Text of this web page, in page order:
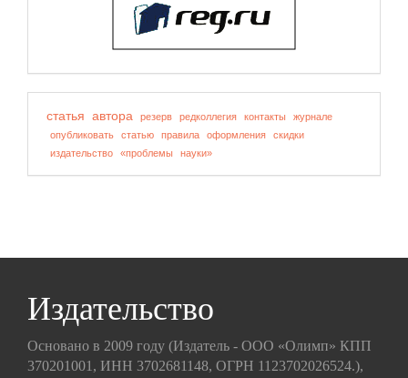
статья автора резерв редколлегия контакты
журнале
опубликовать
статью правила оформления
скидки
издательство
«проблемы науки»
Издательство
Основано в 2009 году (Издатель - ООО «Олимп» КПП
370201001, ИНН 3702681148, ОГРН 1123702026524.),